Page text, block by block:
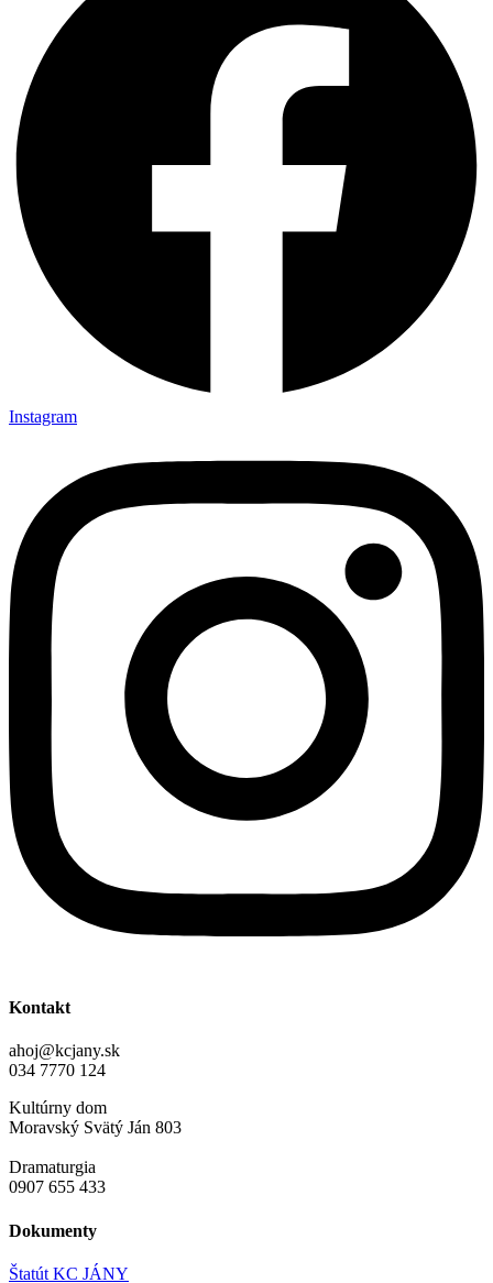
Instagram
Kontakt
ahoj@kcjany.sk
034 7770 124
Kultúrny dom
Moravský Svätý Ján 803
Dramaturgia
0907 655 433
Dokumenty
Štatút KC JÁNY